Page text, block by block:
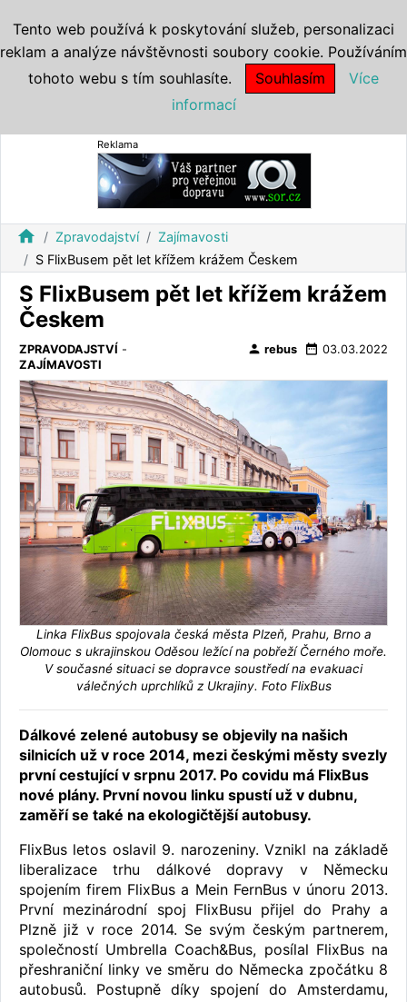
Reklama
home Zpravodajství
Zajímavosti
S FlixBusem pět let křížem krážem Českem
S FlixBusem pět let křížem krážem
Českem
ZPRAVODAJSTVÍ -
ZAJÍMAVOSTI
person rebus date_range 03.03.2022
Linka FlixBus spojovala česká města Plzeň, Prahu, Brno a
Olomouc s ukrajinskou Oděsou ležící na pobřeží Černého moře.
V současné situaci se dopravce soustředí na evakuaci
válečných uprchlíků z Ukrajiny. Foto FlixBus
Dálkové zelené autobusy se objevily na našich
silnicích už v roce 2014, mezi českými městy svezly
první cestující v srpnu 2017. Po covidu má FlixBus
nové plány. První novou linku spustí už v dubnu,
zaměří se také na ekologičtější autobusy.
FlixBus letos oslavil 9. narozeniny. Vznikl na základě
liberalizace trhu dálkové dopravy v Německu
spojením firem FlixBus a Mein FernBus v únoru 2013.
První mezinárodní spoj FlixBusu přijel do Prahy a
Plzně již v roce 2014. Se svým českým partnerem,
společností Umbrella Coach&Bus, posílal FlixBus na
přeshraniční linky ve směru do Německa zpočátku 8
autobusů. Postupně díky spojení do Amsterdamu,
Tento web používá k poskytování služeb, personalizaci
reklam a analýze návštěvnosti soubory cookie. Používáním
tohoto webu s tím souhlasíte.
Souhlasím
Více
informací